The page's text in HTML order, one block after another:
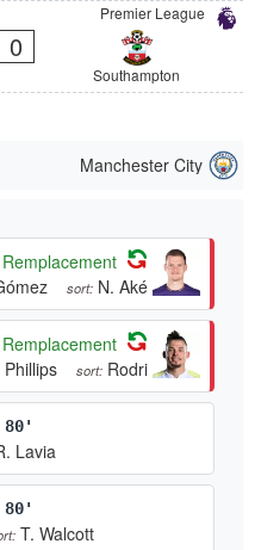
Premier League
0
Southampton
Manchester City
Remplacement
sort: N. Aké
Remplacement
Phillips sort: Rodri
80'
Lavia
80'
T. Walcott